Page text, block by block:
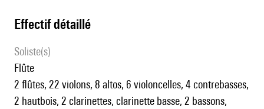
effectif détaillé
Soliste(s)
flûte
2 flûtes, 22 violons, 8 altos, 6 violoncelles, 4 contrebasses,
2 hautbois, 2 clarinettes, clarinette basse, 2 bassons,